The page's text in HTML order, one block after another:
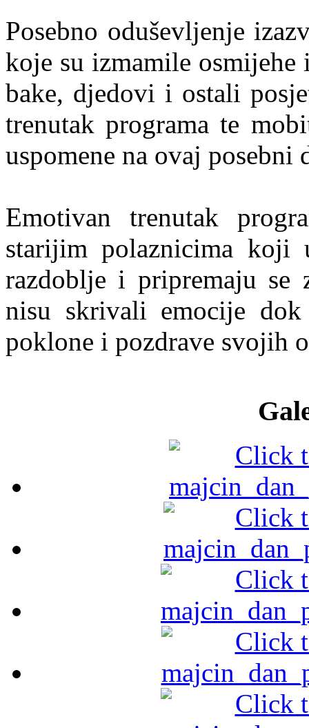
Posebno oduševljenje
koje su izmamile
bake, djedovi i ostali
trenutak programa te
uspomene na ovaj posebni
Emotivan trenutak
starijim polaznicima koji
razdoblje i pripremaju se
nisu skrivali emocije
poklone i pozdrave svojih